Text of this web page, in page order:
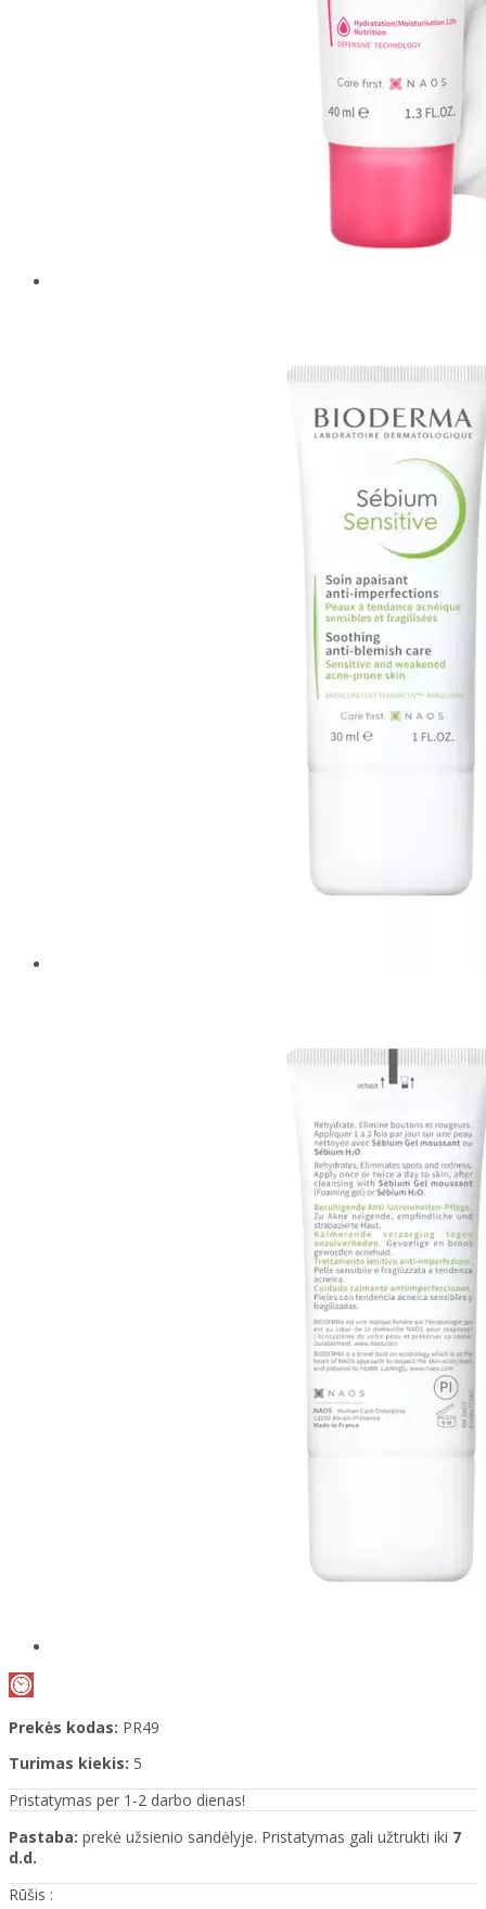
Prekės kodas: PR49
Turimas kiekis: 5
Pristatymas per 1-2 darbo dienas!
Pastaba: prekė užsienio sandėlyje. Pristatymas gali užtrukti iki 7
d.d.
Rūšis :